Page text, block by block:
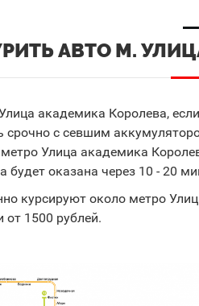
АВТО М.
академика Королева,
срочно с севшим
Улица академика
будет оказана через 10 - 20
курсируют около метро
от 1500 рублей.